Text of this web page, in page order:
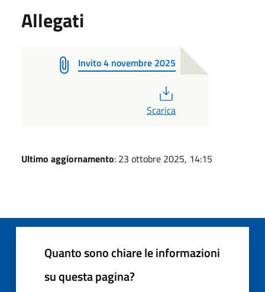
Allegati
Invito 4 novembre 2025
Scarica
Ultimo aggiornamento: 23 ottobre 2025, 14:15
Quanto sono chiare le informazioni
su questa pagina?